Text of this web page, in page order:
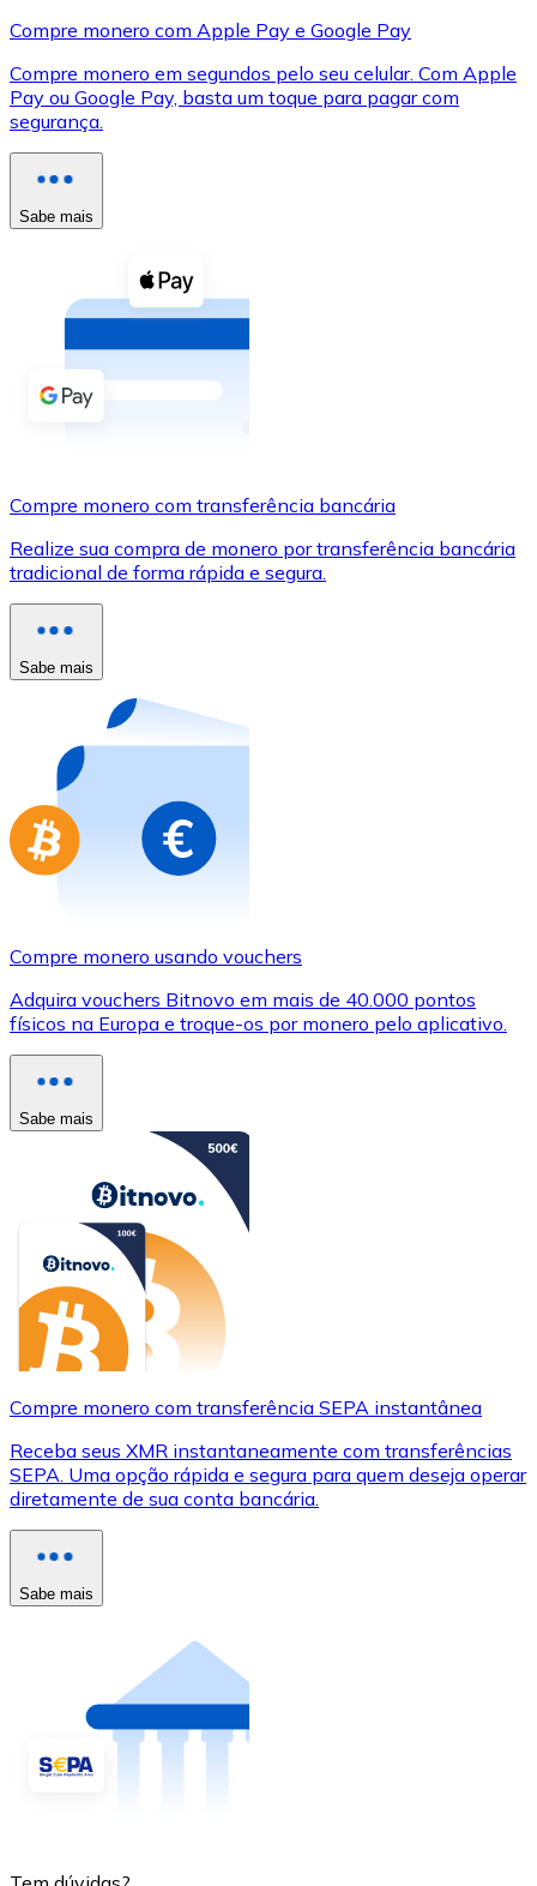
XRP
XRP
Ver tudo
Cupons cripto
Compre criptomoedas com dinheiro e outros
Comprar com dinheiro
Transferência SEPA
Use cartões Visa e Mastercard para comprar
Comprar com cartão
Compre cartões-presente das suas marcas favoritas
Ir para a loja de cartões-presente
Compre monero com Apple Pay e Google Pay
Compre monero em segundos pelo seu celular. Com Apple
Pay ou Google Pay, basta um toque para pagar com
segurança.
Sabe mais
Compre monero com transferência bancária
Realize sua compra de monero por transferência bancária
tradicional de forma rápida e segura.
Sabe mais
Compre monero usando vouchers
Adquira vouchers Bitnovo em mais de 40.000 pontos
físicos na Europa e troque-os por monero pelo aplicativo.
Sabe mais
Compre monero com transferência SEPA instantânea
Receba seus XMR instantaneamente com transferências
SEPA. Uma opção rápida e segura para quem deseja operar
diretamente de sua conta bancária.
Sabe mais